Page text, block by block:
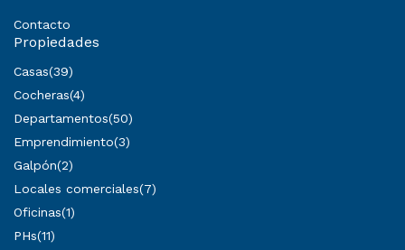
Contacto
Propiedades
Casas(39)
Cocheras(4)
Departamentos(50)
Emprendimiento(3)
Galpón(2)
Locales comerciales(7)
Oficinas(1)
PHs(11)